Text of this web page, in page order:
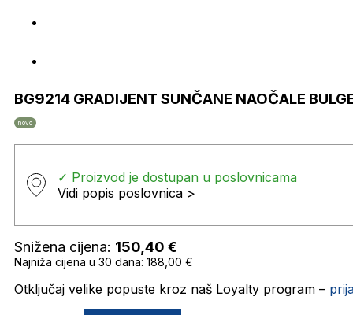
BG9214 GRADIJENT SUNČANE NAOČALE
novo
✓ Proizvod je dostupan u poslovnicama
Vidi popis poslovnica >
Snižena cijena: 150,40 €
Najniža cijena u 30 dana: 188,00 €
Otključaj velike popuste kroz naš Loyalty program –